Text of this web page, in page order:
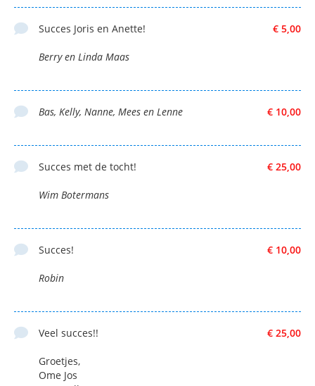
€ 5,00
Succes Joris en Anette!
Berry en Linda Maas
€ 10,00
Bas, Kelly, Nanne, Mees en Lenne
€ 25,00
Succes met de tocht!
Wim Botermans
€ 10,00
Succes!
Robin
€ 25,00
Veel succes!!
Groetjes,
Ome Jos